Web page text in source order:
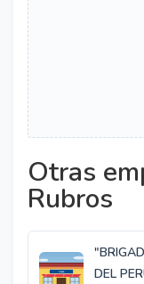
Otras
Rubros
DEL